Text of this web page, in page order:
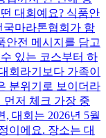
대회예요? 식품안
마라톤협회가 함
안전 메시지를 담고
있는 코스부터 하
회라기보다 가족이
분위기로 보이더라
먼저 체크 가장 중
대회는 2026년 5월
이에요. 장소는 대